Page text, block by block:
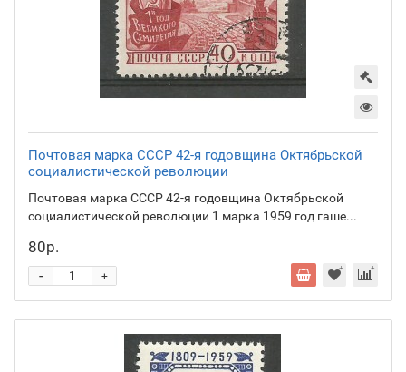
Почтовая марка СССР 42-я годовщина Октябрьской
социалистической революции
Почтовая марка СССР 42-я годовщина Октябрьской
социалистической революции 1 марка 1959 год гаше...
80р.
+
-